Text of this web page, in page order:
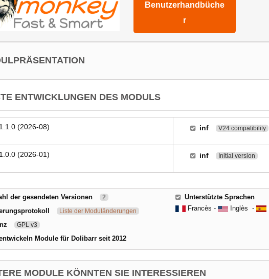
Benutzerhandbüche
r
ENTWICKLUNGEN DES MODULS
(2026-08) inf V24 compatibility
(2026-01) inf Initial version
der gesendeten Versionen 2
Liste der Moduländerungen
GPL v3
Module für Dolibarr seit 2012
Unterstützte Sprachen
Francès -
Inglès -
MODULE KÖNNTEN SIE INTERESSIEREN